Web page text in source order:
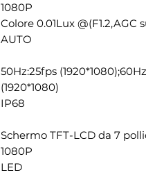
1080P
Colore 0.01Lux @(F1.2,AGC
AUTO
50Hz:25fps
(1920*1080)
IP68
Schermo TFT-LCD da 7
1080P
LED